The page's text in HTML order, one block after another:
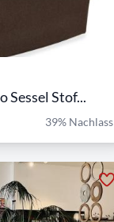
Sessel Stof...
39% Nachlass